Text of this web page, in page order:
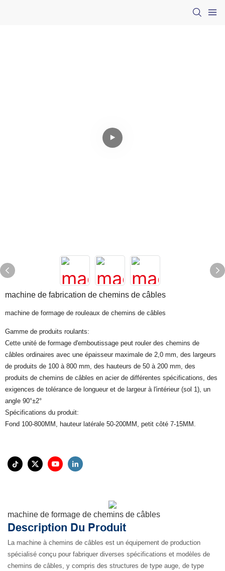
machine de fabrication de chemins de câbles
machine de formage de rouleaux de chemins de câbles
Gamme de produits roulants:
Cette unité de formage d'emboutissage peut rouler des chemins de
câbles ordinaires avec une épaisseur maximale de 2,0 mm, des largeurs
de produits de 100 à 800 mm, des hauteurs de 50 à 200 mm, des
produits de chemins de câbles en acier de différentes spécifications, des
exigences de tolérance de longueur et de largeur à l'intérieur (sol 1), un
angle 90°±2°
Spécifications du produit:
Fond 100-800MM, hauteur latérale 50-200MM, petit côté 7-15MM.
machine de formage de chemins de câbles
Description Du Produit
La machine à chemins de câbles est un équipement de production
spécialisé conçu pour fabriquer diverses spécifications et modèles de
chemins de câbles, y compris des structures de type auge, de type